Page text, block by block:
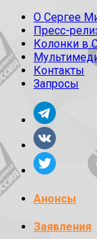
О Сергее
Пресс-
Колонки в
Контакты
Запросы
Анонсы
Заявления